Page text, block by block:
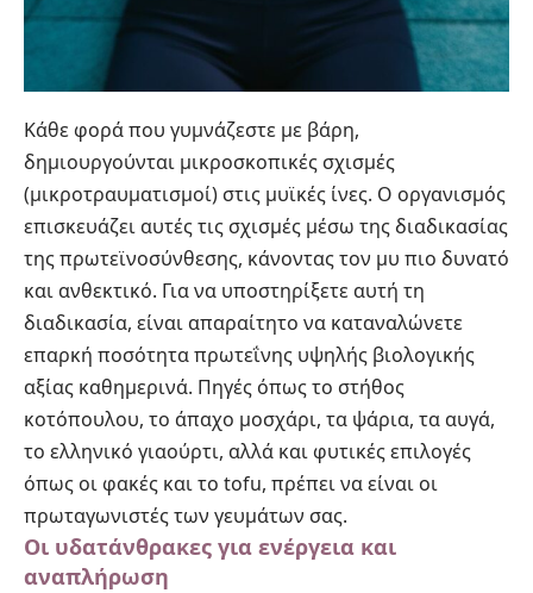
Κάθε φορά που γυμνάζεστε με βάρη,
δημιουργούνται μικροσκοπικές σχισμές
(μικροτραυματισμοί) στις μυϊκές ίνες. Ο οργανισμός
επισκευάζει αυτές τις σχισμές μέσω της διαδικασίας
της πρωτεϊνοσύνθεσης, κάνοντας τον μυ πιο δυνατό
και ανθεκτικό. Για να υποστηρίξετε αυτή τη
διαδικασία, είναι απαραίτητο να καταναλώνετε
επαρκή ποσότητα πρωτεΐνης υψηλής βιολογικής
αξίας καθημερινά. Πηγές όπως το στήθος
κοτόπουλου, το άπαχο μοσχάρι, τα ψάρια, τα αυγά,
το ελληνικό γιαούρτι, αλλά και φυτικές επιλογές
όπως οι φακές και το tofu, πρέπει να είναι οι
πρωταγωνιστές των γευμάτων σας.
Οι υδατάνθρακες για ενέργεια και
αναπλήρωση